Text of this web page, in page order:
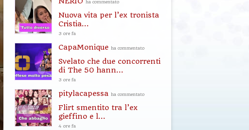
ha commentato
Nuova vita per l’ex tronista
Cristia...
3 ore fa
CapaMonique ha commentato
Svelato che due concorrenti
di The 50 hann...
3 ore fa
pitylacapessa ha commentato
Flirt smentito tra l’ex
gieffino e l...
4 ore fa